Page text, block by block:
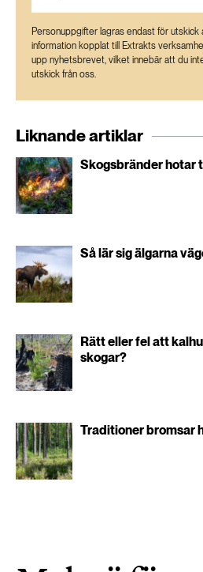
Personuppgifter lagras endast för
information kopplat till Extrakts
upp nyhetsbrevet, vilket innebär att du
utskick från oss.
Liknande artiklar
Skogsbränder hotar
Så lär sig älgarna
Rätt eller fel att
skogar?
Traditioner bromsar